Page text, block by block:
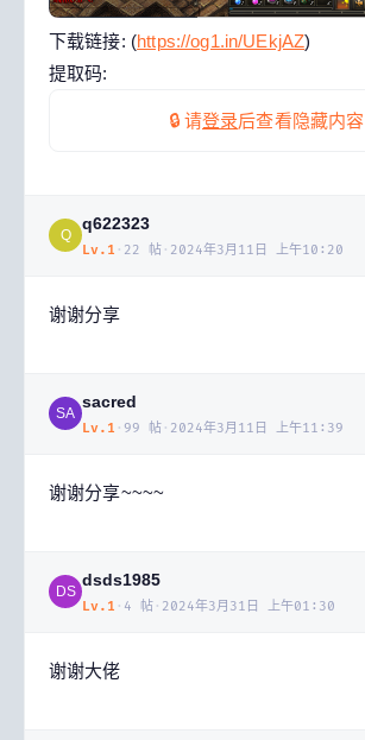
下载链接: (https://og1.in/UEkjAZ)
提取码:
🔒 请登录后查看隐藏内容
Q
q622323
Lv. 1 · 22 帖 · 2024年3月11日 上午10:20
谢谢分享
SA
sacred
Lv. 1 · 99 帖 · 2024年3月11日 上午11:39
谢谢分享~~~~
DS
dsds1985
Lv. 1 · 4 帖 · 2024年3月31日 上午01:30
谢谢大佬